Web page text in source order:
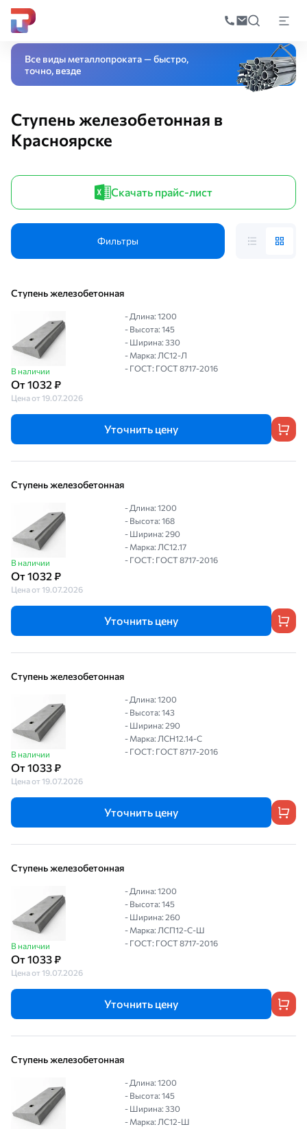
по
Главная Лестница
Все виды металлопроката — быстро,
точно, везде
Ступень железобетонная в
Красноярске
Скачать прайс-лист
Фильтры
Ступень железобетонная
В наличии
От 1032 ₽
Цена от 19.07.2026
- Длина: 1200
- Высота: 145
- Ширина: 330
- Марка: ЛС12-Л
- ГОСТ: ГОСТ 8717-2016
Уточнить цену
Ступень железобетонная
В наличии
От 1032 ₽
Цена от 19.07.2026
- Длина: 1200
- Высота: 168
- Ширина: 290
- Марка: ЛС12.17
- ГОСТ: ГОСТ 8717-2016
Уточнить цену
Ступень железобетонная
В наличии
От 1033 ₽
Цена от 19.07.2026
- Длина: 1200
- Высота: 143
- Ширина: 290
- Марка: ЛСН12.14-С
- ГОСТ: ГОСТ 8717-2016
Уточнить цену
Ступень железобетонная
В наличии
От 1033 ₽
Цена от 19.07.2026
- Длина: 1200
- Высота: 145
- Ширина: 260
- Марка: ЛСП12-С-Ш
- ГОСТ: ГОСТ 8717-2016
Уточнить цену
Ступень железобетонная
- Длина: 1200
- Высота: 145
- Ширина: 330
- Марка: ЛС12-Ш